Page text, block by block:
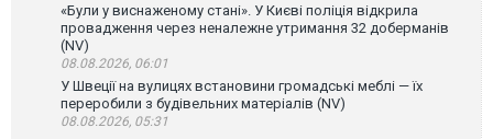
«Були у виснаженому стані». У Києві поліція відкрила
провадження через неналежне утримання 32 доберманів
(NV)
08.08.2026, 06:01
У Швеції на вулицях встановини громадські меблі — їх
переробили з будівельних матеріалів (NV)
08.08.2026, 05:31